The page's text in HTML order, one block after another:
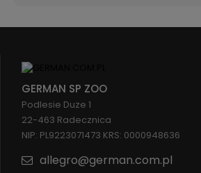
GERMAN SP ZOO
Podlesie Duze 1
22-463 Radecznica
NIP: PL9223071473 KRS: 0000948636
allegro@german.com.pl